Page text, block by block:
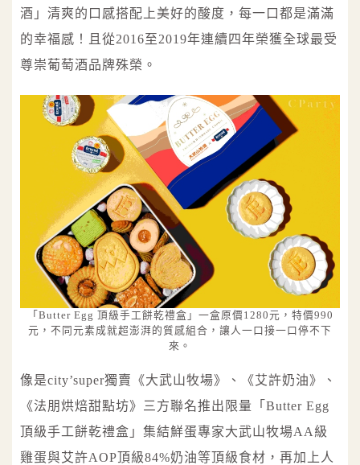
酒」清爽的口感搭配上美好的酸度，每一口都是滿滿
的幸福感！且從2016至2019年連續四年榮獲全球最受
尊崇葡萄酒品牌殊榮。
「Butter Egg 頂級手工餅乾禮盒」一盒原價1280元，特價990
元，不同元素成就超澎湃的質感組合，讓人一口接一口停不下
來。
像是city’super獨賣《大武山牧場》、《艾許奶油》、
《法朋烘焙甜點坊》三方聯名推出限量「Butter Egg
頂級手工餅乾禮盒」集結鮮蛋專家大武山牧場AA級
雞蛋與艾許AOP頂級84%奶油等頂級食材，再加上人